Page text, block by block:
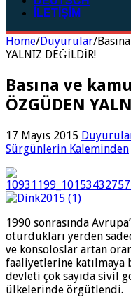
İLETİŞİM
Home/Duyurular/
YALNIZ DEĞİLDİR!
Basına ve
ÖZGÜDEN
17 Mayıs 2015
Sürgünlerin Kaleminden
1990 sonrasında
oturdukları yerden
ve konsoloslar artan
faaliyetlerine katılmaya
devleti çok sayıda sivil
ülkelerinde örgütlendi.